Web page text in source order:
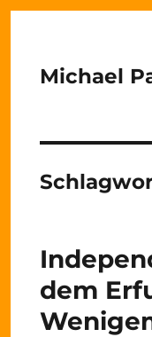
Michael
dem